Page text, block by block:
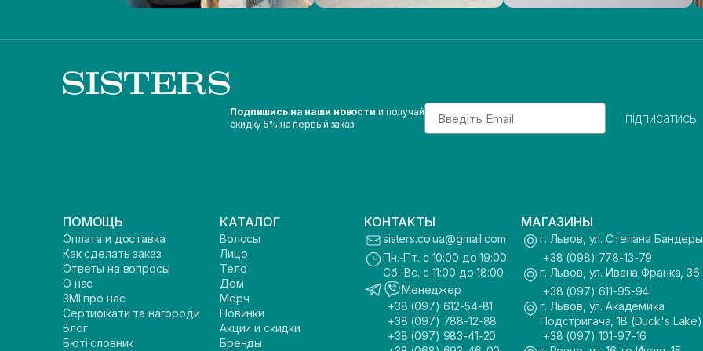
Подпишись на наши новости и получай
скидку 5% на первый заказ
Email
підписатись
ПОМОЩЬ
Оплата и доставка
Как сделать заказ
Ответы на вопросы
О нас
ЗМІ про нас
Сертифікати та нагороди
Блог
Бюті словник
КАТАЛОГ
Волосы
Лицо
Тело
Дом
Мерч
Новинки
Акции и скидки
Бренды
КОНТАКТЫ
sisters.co.ua@gmail.com
Пн.-Пт. с 10:00 до 19:00
Сб.-Вс. с 11:00 до 18:00
Менеджер
+38 (097) 612-54-81
+38 (097) 788-12-88
+38 (097) 983-41-20
МАГАЗИНЫ
г. Львов, ул. Степана
+38 (098) 778-13-79
г. Львов, ул. Ивана Франка, 36
+38 (097) 611-95-94
г. Львов, ул. Академика
Подстригача, 1В (Duck's Lake)
+38 (097) 101-97-16